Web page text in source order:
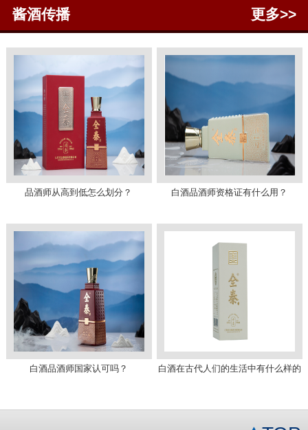
酱酒传播 更多>>
品酒师从高到低怎么划分？ 白酒品酒师资格证有什么用？
白酒品酒师国家认可吗？ 白酒在古代人们的生活中有什么样的